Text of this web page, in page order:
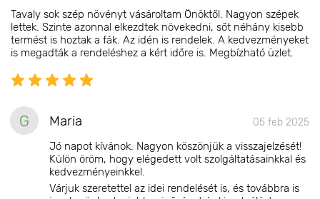
Tavaly sok szép növényt vásároltam Önöktől. Nagyon szépek
lettek. Szinte azonnal elkezdtek növekedni, sőt néhány kisebb
termést is hoztak a fák. Az idén is rendelek. A kedvezményeket
is megadták a rendeléshez a kért időre is. Megbízható üzlet.
G Maria 05 feb 2025
Jó napot kívánok. Nagyon köszönjük a visszajelzését!
Külön öröm, hogy elégedett volt szolgáltatásainkkal és
kedvezményeinkkel.
Várjuk szeretettel az idei rendelését is, és továbbra is